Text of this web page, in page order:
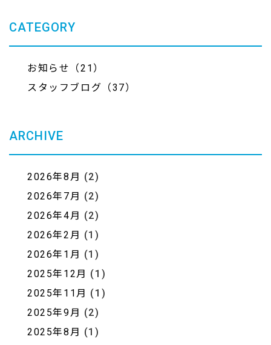
CATEGORY
お知らせ（21）
スタッフブログ（37）
ARCHIVE
2026年8月 (2)
2026年7月 (2)
2026年4月 (2)
2026年2月 (1)
2026年1月 (1)
2025年12月 (1)
2025年11月 (1)
2025年9月 (2)
2025年8月 (1)